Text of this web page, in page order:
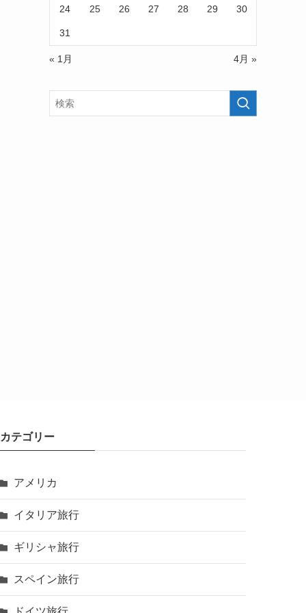
24 25 26 27 28 29 30
31
« 1月 4月 »
カテゴリー
アメリカ
イタリア旅行
ギリシャ旅行
スペイン旅行